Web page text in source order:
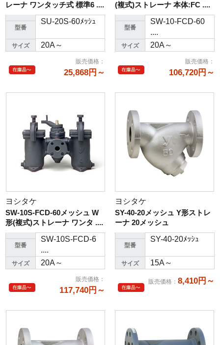
レーナ ワンタッチ式 標準6 ....
型番
SU-20S-60ﾒｯｼｭ
サイズ 20A～
販売価格 ：
25,868円～
(複式)ストレーナ 本体:FC ....
型番
SW-10-FCD-60
....
サイズ 20A～
販売価格 ：
106,720円～
ヨシタケ
SW-10S-FCD-60メッシュ W
形(複式)ストレーナ ワンタ ....
型番
SW-10S-FCD-6
....
サイズ 20A～
販売価格 ：
117,740円～
ヨシタケ
SY-40-20メッシュ Y形ストレ
ーナ 20メッシュ
型番
SY-40-20ﾒｯｼｭ
サイズ 15A～
販売価格 ： 8,410円～